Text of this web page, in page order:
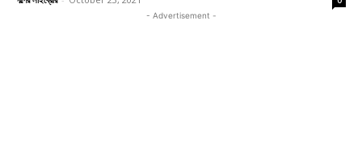
- Advertisement -